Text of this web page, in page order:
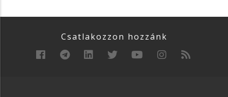
Csatlakozzon hozzánk